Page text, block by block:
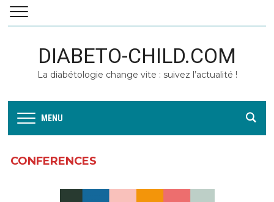
DIABETO-CHILD.COM
La diabétologie change vite : suivez l’actualité !
MENU
CONFERENCES